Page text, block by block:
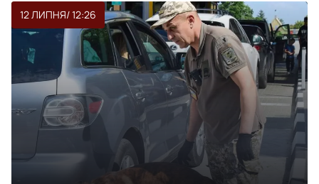
12 ЛИПНЯ/ 12:26